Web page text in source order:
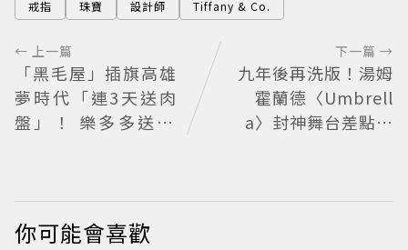
戒指 珠寶 設計師 Tiffany & Co.
← 上一篇
「黑毛屋」插旗高雄
夢時代「連3天送肉
盤」！ 樂多多送40
下一篇 →
九年後再洗版！湯姆
霍蘭德〈Umbrell
a〉封神舞台差點變
開
你可能會喜歡